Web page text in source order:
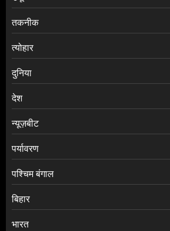
तकनीक
त्योहार
दुनिया
देश
न्यूज़बीट
पर्यावरण
पश्चिम बंगाल
बिहार
भारत